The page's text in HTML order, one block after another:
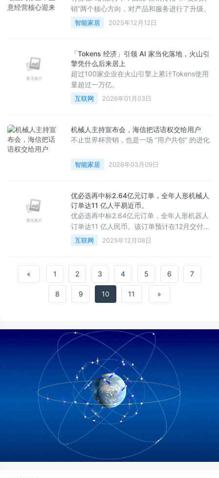
销”两个核心方向，对产品和服务进行了升级。
智能家居 2025年12月12日
「Tokens 经济」引领 AI 家当化落地，火山引
擎凭什么后来居上
超过100家企业在火山引擎上累计Tokens使用
量超过一万亿。
互联网 2026年01月03日
机械人主持宣布会，海信把话语权交给用户
不止世界杯营销，也是一场 “用户共创” 的进化
智能家居 2026年03月09日
优必选再中标2.64亿元订单，全年人形机械人
订单达11 亿人平易近币。
优必选再中标2.64亿元订单，全年人形机器人
订单达11 亿人民币。该订单预计在12月交付，
产品以最新款工业人形机器人Walker S2为
主。昨天优必选还成功进入
互联网 2025年12月08日
« 1 2 3 4 5 6 7
8 9 10 11 »